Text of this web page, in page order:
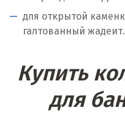
для открытой
галтованный жадеит.
Купить
для